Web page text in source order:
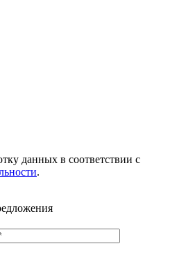
данных в соответствии с
.